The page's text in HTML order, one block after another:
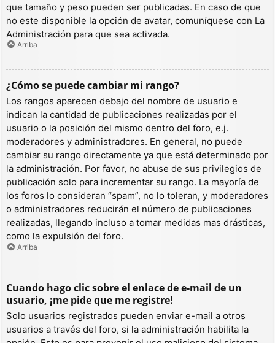
que tamaño y peso pueden ser publicadas. En caso de que
no este disponible la opción de avatar, comuníquese con La
Administración para que sea activada.
Arriba
¿Cómo se puede cambiar mi rango?
Los rangos aparecen debajo del nombre de usuario e
indican la cantidad de publicaciones realizadas por el
usuario o la posición del mismo dentro del foro, e.j.
moderadores y administradores. En general, no puede
cambiar su rango directamente ya que está determinado por
la administración. Por favor, no abuse de sus privilegios de
publicación solo para incrementar su rango. La mayoría de
los foros lo consideran “spam”, no lo toleran, y moderadores
o administradores reducirán el número de publicaciones
realizadas, llegando incluso a tomar medidas mas drásticas,
como la expulsión del foro.
Arriba
Cuando hago clic sobre el enlace de e-mail de un
usuario, ¡me pide que me registre!
Solo usuarios registrados pueden enviar e-mail a otros
usuarios a través del foro, si la administración habilita la